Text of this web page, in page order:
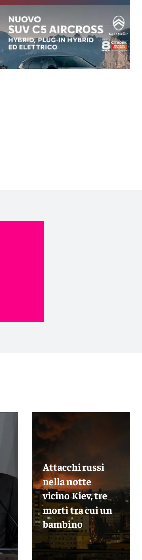
Attacchi russi
nella notte
vicino Kiev, tre
morti tra cui un
bambino